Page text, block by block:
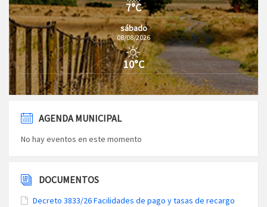
7°C
sábado
08/08/2026
10°C
AGENDA MUNICIPAL
No hay eventos en este momento
DOCUMENTOS
Decreto 3833/26 Facilidades de pago y tasas de recargo